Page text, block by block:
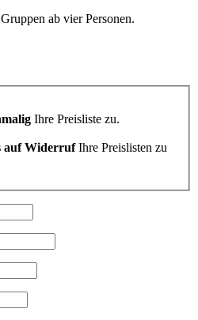
ab vier Personen.
Ihre Preisliste zu.
auf WiderrufIhre Preislisten zu